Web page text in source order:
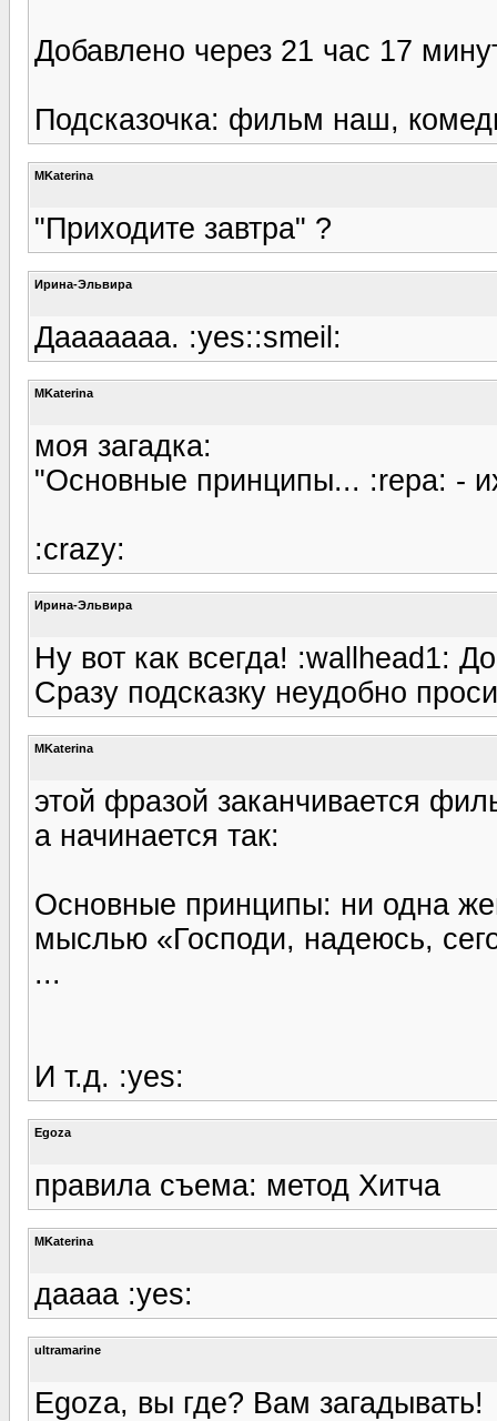
Добавлено через 21 час 17
Подсказочка: фильм наш,
MKaterina
"Приходите завтра" ?
Ирина-Эльвира
Дааааааа. :yes::smeil:
MKaterina
моя загадка:
"Основные принципы... :repa: -
:crazy:
Ирина-Эльвира
Ну вот как всегда! :wallhead1:
Сразу подсказку неудобно
MKaterina
этой фразой заканчивается
а начинается так:
Основные принципы: ни одна
мыслью «Господи, надеюсь,
...
И т.д. :yes:
Egoza
правила съема: метод Хитча
MKaterina
даааа :yes:
ultramarine
Egoza, вы где? Вам загадывать!